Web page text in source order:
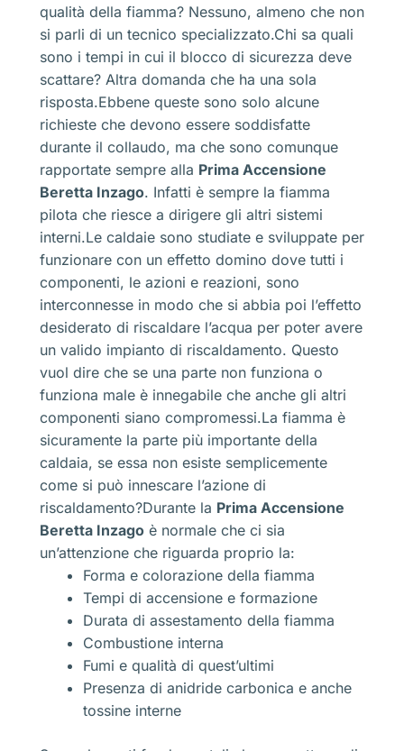
qualità della fiamma? Nessuno, almeno che non
si parli di un tecnico specializzato.Chi sa quali
sono i tempi in cui il blocco di sicurezza deve
scattare? Altra domanda che ha una sola
risposta.Ebbene queste sono solo alcune
richieste che devono essere soddisfatte
durante il collaudo, ma che sono comunque
rapportate sempre alla Prima Accensione
Beretta Inzago. Infatti è sempre la fiamma
pilota che riesce a dirigere gli altri sistemi
interni.Le caldaie sono studiate e sviluppate per
funzionare con un effetto domino dove tutti i
componenti, le azioni e reazioni, sono
interconnesse in modo che si abbia poi l’effetto
desiderato di riscaldare l’acqua per poter avere
un valido impianto di riscaldamento. Questo
vuol dire che se una parte non funziona o
funziona male è innegabile che anche gli altri
componenti siano compromessi.La fiamma è
sicuramente la parte più importante della
caldaia, se essa non esiste semplicemente
come si può innescare l’azione di
riscaldamento?Durante la Prima Accensione
Beretta Inzago è normale che ci sia
un’attenzione che riguarda proprio la:
Forma e colorazione della fiamma
Tempi di accensione e formazione
Durata di assestamento della fiamma
Combustione interna
Fumi e qualità di quest’ultimi
Presenza di anidride carbonica e anche
tossine interne